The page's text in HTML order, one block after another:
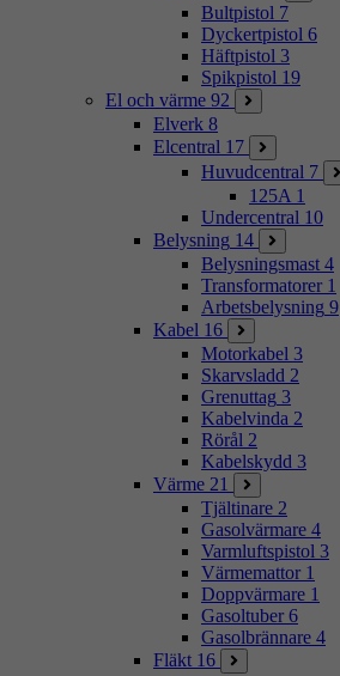
Bultpistol 7
Dyckertpistol 6
Häftpistol 3
Spikpistol 19
El och värme 92
Elverk 8
Elcentral 17
Huvudcentral 7
125A 1
Undercentral 10
Belysning 14
Belysningsmast 4
Transformatorer 1
Arbetsbelysning 9
Kabel 16
Motorkabel 3
Skarvsladd 2
Grenuttag 3
Kabelvinda 2
Rörål 2
Kabelskydd 3
Värme 21
Tjältinare 2
Gasolvärmare 4
Varmluftspistol 3
Värmemattor 1
Doppvärmare 1
Gasoltuber 6
Gasolbrännare 4
Fläkt 16